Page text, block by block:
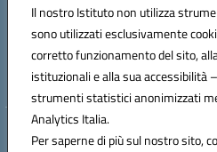
Il nostro Istituto non utilizza
sono utilizzati esclusivamente
corretto funzionamento del sito,
istituzionali e alla sua accessibilità
strumenti statistici anonimizzati
Analytics Italia.
Per saperne di più sul nostro sito,
Codice fiscale: 91038380589
Codice meccanografico:RMIC8B900G
Codice Indice delle Pubbliche
Codice unico di fatturazione (CUF):
Hosting & Powered